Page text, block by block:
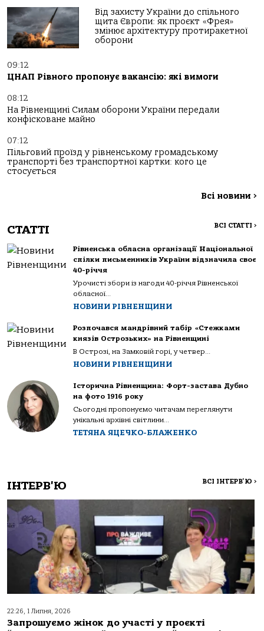
Від захисту України до спільного
щита Європи: як проєкт «Фрея»
змінює архітектуру протиракетної
оборони
09:12
ЦНАП Рівного пропонує вакансію: які вимоги
08:12
На Рівненщині Силам оборони України передали
конфісковане майно
07:12
Пільговий проїзд у рівненському громадському
транспорті без транспортної картки: кого це
стосується
Всі новини >
СТАТТІ ВСІ СТАТТІ >
Рівненська обласна організації Національної
спілки письменників України відзначила своє
40-річчя
Урочисті збори із нагоди 40-річчя Рівненської
обласної...
НОВИНИ РІВНЕНЩИНИ
Розпочався мандрівний табір «Стежками
князів Острозьких» на Рівненщині
В Острозі, на Замковій горі, у четвер...
НОВИНИ РІВНЕНЩИНИ
Історична Рівненщина: Форт-застава Дубно
на фото 1916 року
Сьогодні пропонуємо читачам переглянути
унікальні архівні світлини...
ТЕТЯНА ЯЦЕЧКО-БЛАЖЕНКО
ІНТЕРВ'Ю ВСІ ІНТЕРВ'Ю >
22:26, 1 Липня, 2026
Запрошуємо жінок до участі у проєкті